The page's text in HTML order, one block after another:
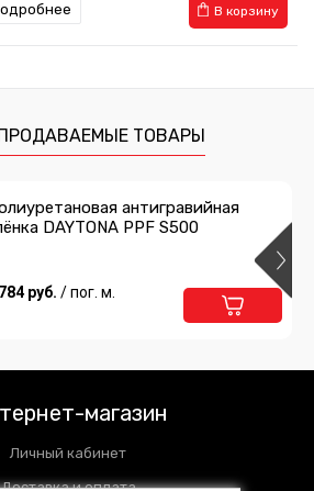
В корзину
руб./ шт
руб./ шт
В корзину
руб./ шт
В корзину
ТОВАРЫ
антигравийная
DAYTONA PPF S500
руб. / пог. м.
магазин
Личный кабинет
Доставка и оплата